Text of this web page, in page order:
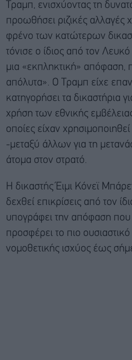
Τραμπ, ενισχύοντας τη
προωθήσει ριζικές αλλαγές
φρένο των κατώτερων
τόνισε ο ίδιος από τον Λευκό
μια «εκπληκτική» απόφαση,
απόλυτα». Ο Τραμπ είχε
κατηγορήσει τα δικαστήρια
χρήση των εθνικής
οποίες είχαν χρησιμοποιηθεί
-μεταξύ άλλων για τη
άτομα στον στρατό.
Η δικαστής Έιμι Κόνεϊ
δεχθεί επικρίσεις από τον
υπογράφει την απόφαση που
προσφέρει το πιο ουσιαστικό
νομοθετικής ισχύος έως